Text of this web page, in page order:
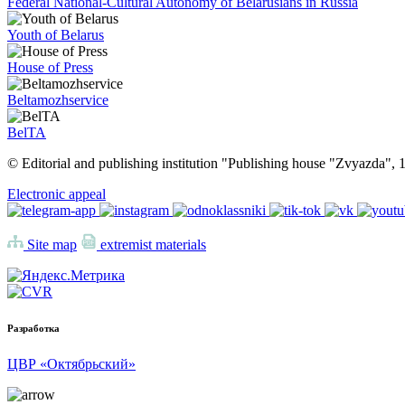
Youth of Belarus
House of Press
Beltamozhservice
BelTA
© Editorial and publishing institution "Publishing house "Zvyazda",
Electronic appeal
Site map extremist materials
Разработка
ЦВР «Октябрьский»